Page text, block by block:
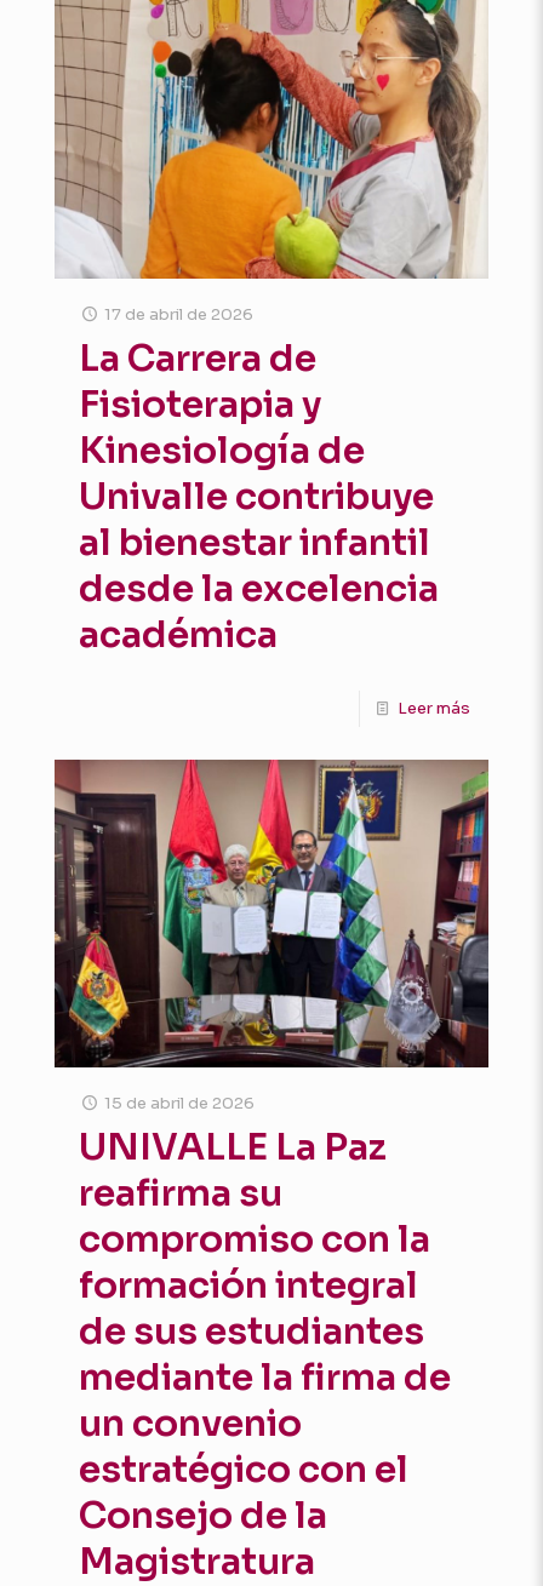
17 de abril de 2026
La Carrera de
Fisioterapia y
Kinesiología de
Univalle contribuye
al bienestar infantil
desde la excelencia
académica
Leer más
15 de abril de 2026
UNIVALLE La Paz
reafirma su
compromiso con la
formación integral
de sus estudiantes
mediante la firma de
un convenio
estratégico con el
Consejo de la
Magistratura